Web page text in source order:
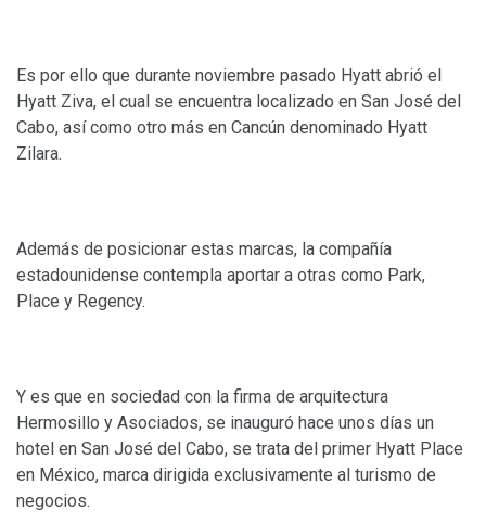
Es por ello que durante noviembre pasado Hyatt abrió el
Hyatt Ziva, el cual se encuentra localizado en San José del
Cabo, así como otro más en Cancún denominado Hyatt
Zilara.
Además de posicionar estas marcas, la compañía
estadounidense contempla aportar a otras como Park,
Place y Regency.
Y es que en sociedad con la firma de arquitectura
Hermosillo y Asociados, se inauguró hace unos días un
hotel en San José del Cabo, se trata del primer Hyatt Place
en México, marca dirigida exclusivamente al turismo de
negocios.